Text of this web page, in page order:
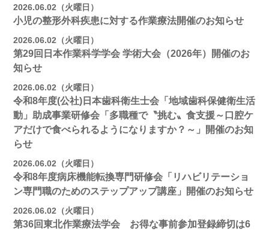
2026.06.02（火曜日）
小児の整形外科疾患に対する作業療法開催のお知らせ
2026.06.02（火曜日）
第29回日本作業科学学会 学術大会（2026年）開催のお
知らせ
2026.06.02（火曜日）
令和8年度(公社)日本歯科衛生士会「地域歯科保健衛生活
動」助成事業研修会「多職種で〝挑む〟食支援～口腔ケ
アだけで食べられるようになりますか？～」開催のお知
らせ
2026.06.02（火曜日）
令和8年度病床機能転換専門研修会「リハビリテーショ
ン専門職のためのステップアップ講座」開催のお知らせ
2026.06.02（火曜日）
第36回東北作業療法学会 お得な事前参加登録締切は6